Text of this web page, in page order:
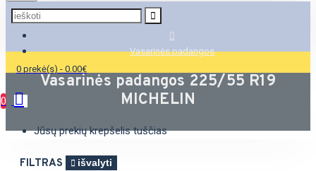
0 prekė(s) - 0.00€
0
Jūsų prekių krepšelis tuščias
Vasarinės padangos
Vasarinės padangos 225/55 R19
MICHELIN
FILTRAS išvalyti